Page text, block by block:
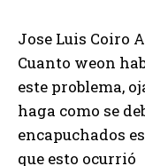
Jose Luis Coiro
Cuanto weon
este problema,
haga como se
encapuchados
que esto ocurrió